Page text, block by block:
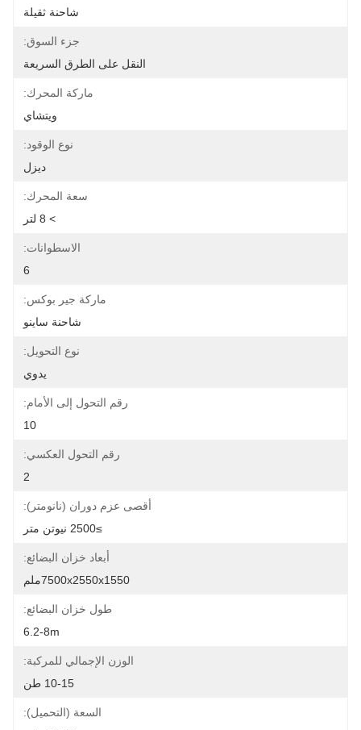
شاحنة ثقيلة
جزء السوق:
النقل على الطرق السريعة
ماركة المحرك:
ويتشاي
نوع الوقود:
ديزل
سعة المحرك:
> 8 لتر
الاسطوانات:
6
ماركة جير بوكس:
شاحنة ساينو
نوع التحويل:
يدوي
رقم التحول إلى الأمام:
10
رقم التحول العكسي:
2
أقصى عزم دوران (نانومتر):
≥2500 نيوتن متر
أبعاد خزان البضائع:
7500x2550x1550ملم
طول خزان البضائع:
6.2-8m
الوزن الإجمالي للمركبة:
10-15 طن
السعة (التحميل):